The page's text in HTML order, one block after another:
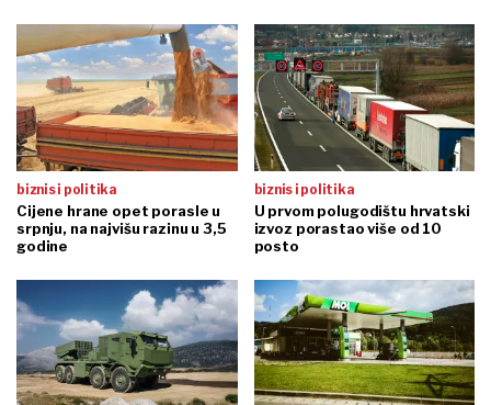
biznis i politika
Cijene hrane opet porasle u
srpnju, na najvišu razinu u 3,5
godine
biznis i politika
U prvom polugodištu hrvatski
izvoz porastao više od 10
posto